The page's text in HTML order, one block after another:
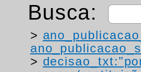
Busca:
>
>